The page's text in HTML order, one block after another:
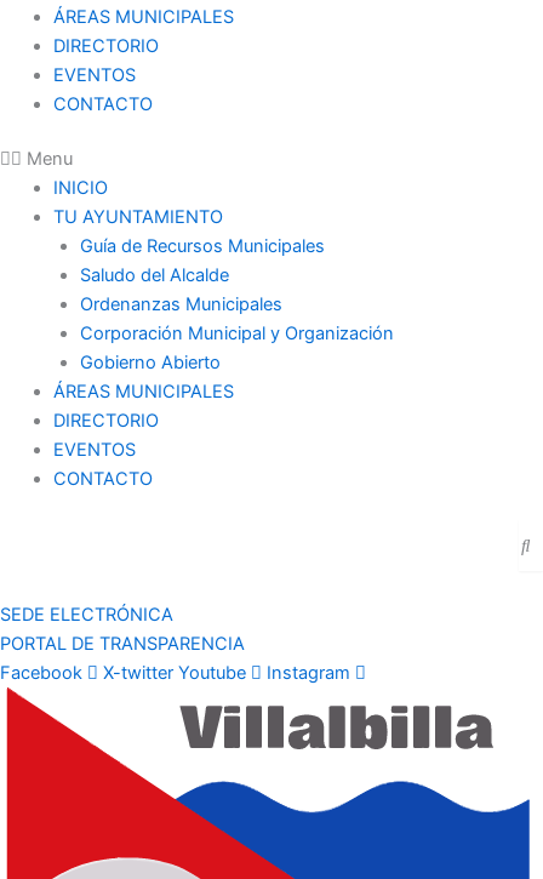
ÁREAS MUNICIPALES
DIRECTORIO
EVENTOS
CONTACTO
Menu
INICIO
TU AYUNTAMIENTO
Guía de Recursos Municipales
Saludo del Alcalde
Ordenanzas Municipales
Corporación Municipal y Organización
Gobierno Abierto
ÁREAS MUNICIPALES
DIRECTORIO
EVENTOS
CONTACTO
SEDE ELECTRÓNICA
PORTAL DE TRANSPARENCIA
Facebook
X-twitter Youtube Instagram